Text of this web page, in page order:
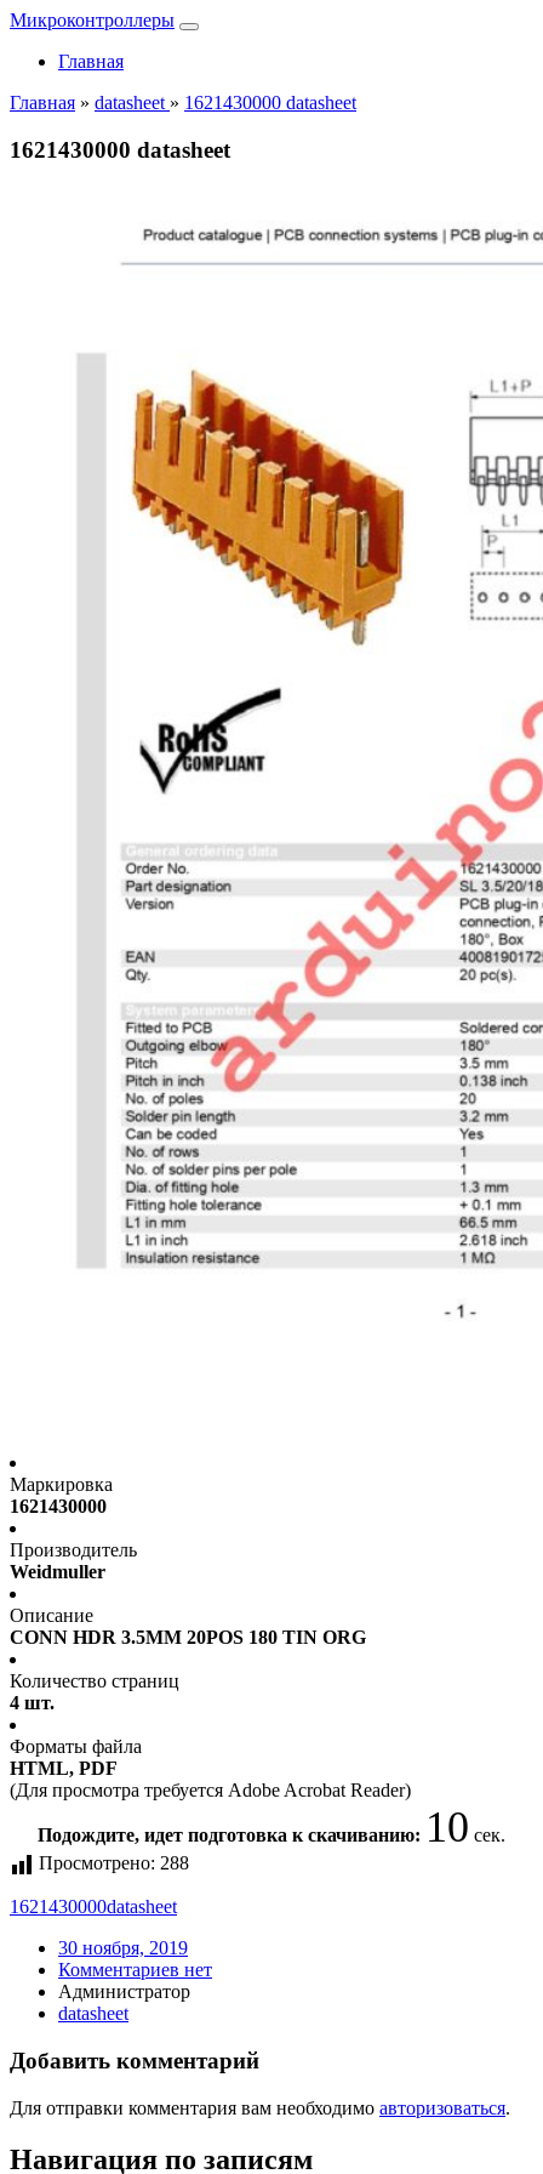
Микроконтроллеры
Главная
Главная » datasheet » 1621430000 datasheet
1621430000 datasheet
Маркировка
1621430000
Производитель
Weidmuller
Описание
CONN HDR 3.5MM 20POS 180 TIN ORG
Количество страниц
4 шт.
Форматы файла
HTML, PDF
(Для просмотра требуется Adobe Acrobat Reader)
Подождите, идет подготовка к скачиванию:9сек.
Просмотрено: 288
1621430000datasheet
30 ноября, 2019
Комментариев нет
Администратор
datasheet
Добавить комментарий
Для отправки комментария вам необходимо авторизоваться.
Навигация по записям